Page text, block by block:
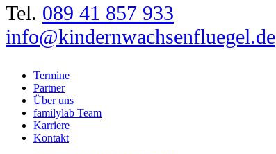
Tel. 089 41 857 933
info@kindernwachsenfluegel.de
Termine
Partner
Über uns
familylab Team
Karriere
Kontakt